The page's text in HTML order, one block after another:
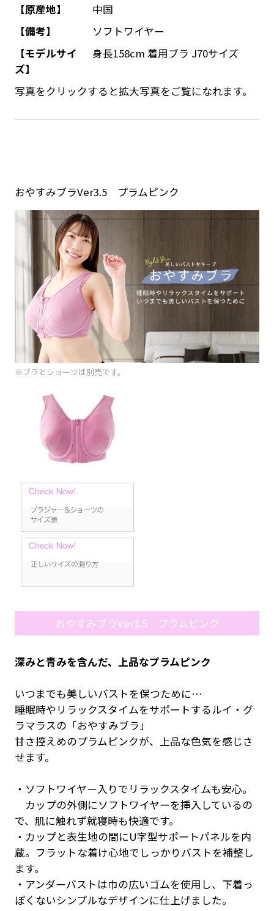
【原産地】
中国
【備考】
ソフトワイヤー
【モデルサイ
ズ】
身長158cm 着用ブラ J70サイズ
写真をクリックすると拡大写真をご覧になれます。
おやすみブラVer3.5 プラムピンク
※ブラとショーツは別売です。
おやすみブラVer3.5 プラムピンク
深みと青みを含んだ、上品なプラムピンク
いつまでも美しいバストを保つために…
睡眠時やリラックスタイムをサポートするルイ・グ
ラマラスの「おやすみブラ」
甘さ控えめのプラムピンクが、上品な色気を感じさ
せます。
・ソフトワイヤー入りでリラックスタイムも安心。
カップの外側にソフトワイヤーを挿入しているの
で、肌に触れず就寝時も快適です。
・カップと表生地の間にU字型サポートパネルを内
蔵。フラットな着け心地でしっかりバストを補整し
ます。
・アンダーバストは巾の広いゴムを使用し、下着っ
ぽくないシンプルなデザインに仕上げました。